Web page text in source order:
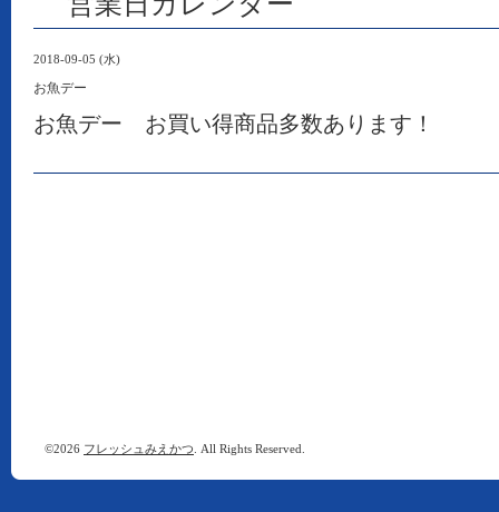
2018-09-05 (水)
お魚デー
お魚デー お買い得商品多数あります！
©2026 フレッシュみえかつ . All Rights Reserved.